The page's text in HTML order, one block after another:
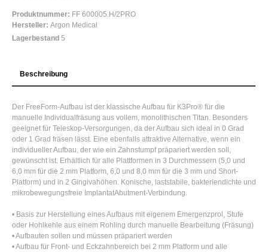
Produktnummer: FF 600005.H/2PRO
Hersteller: Argon Medical
Lagerbestand 5
Beschreibung
Der FreeForm-Aufbau ist der klassische Aufbau für K3Pro® für die
manuelle Individualfräsung aus vollem, monolithischen Titan. Besonders
geeignet für Teleskop-Versorgungen, da der Aufbau sich ideal in 0 Grad
oder 1 Grad fräsen lässt. Eine ebenfalls attraktive Alternative, wenn ein
individueller Aufbau, der wie ein Zahnstumpf präpariert werden soll,
gewünscht ist. Erhältlich für alle Plattformen in 3 Durchmessern (5,0 und
6,0 mm für die 2 mm Platform, 6,0 und 8,0 mm für die 3 mm und Short-
Platform) und in 2 Gingivahöhen. Konische, laststabile, bakteriendichte und
mikrobewegungsfreie ImplantatAbutment-Verbindung.
• Basis zur Herstellung eines Aufbaus mit eigenem Emergenzprol, Stufe
oder Hohlkehle aus einem Rohling durch manuelle Bearbeitung (Fräsung)
• Aufbauten sollen und müssen präpariert werden
• Aufbau für Front- und Eckzahnbereich bei 2 mm Platform und alle